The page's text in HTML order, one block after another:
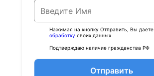
Нажимая на кнопку Отправить, Вы даете
обработку своих данных
Подтверждаю наличие гражданства РФ
Отправить